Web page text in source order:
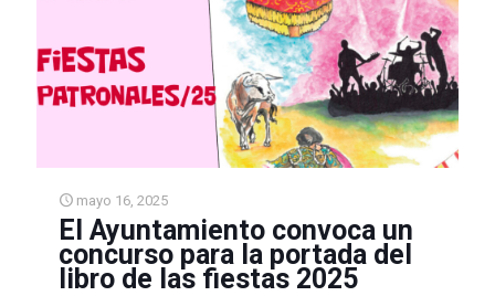
mayo 16, 2025
El Ayuntamiento convoca un
concurso para la portada del
libro de las fiestas 2025